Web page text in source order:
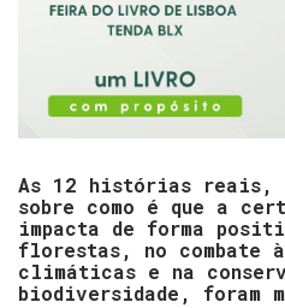
As 12 histórias reais,
sobre como é que a
impacta de forma
florestas, no combate
climáticas e na
biodiversidade, foram